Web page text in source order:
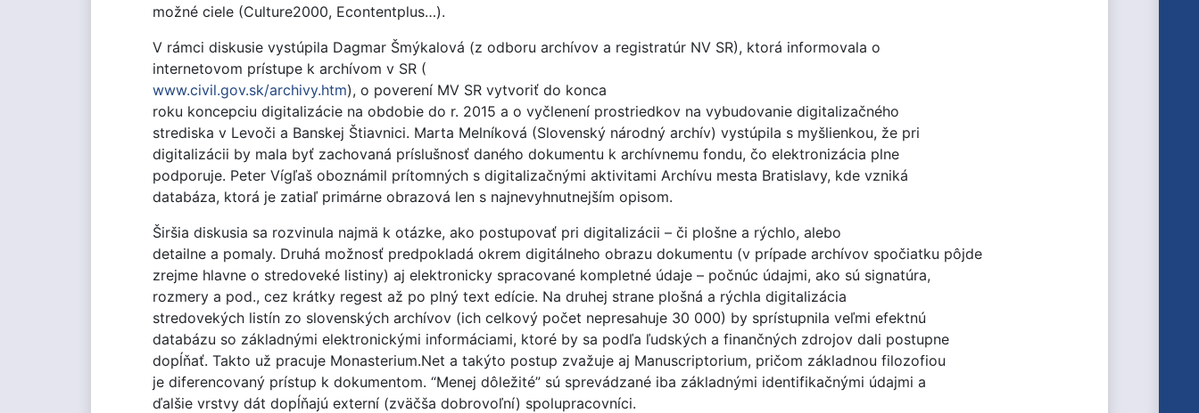
možné ciele (Culture2000, Econtentplus…).
V rámci diskusie vystúpila Dagmar Šmýkalová (z odboru archívov a registratúr NV SR), ktorá informovala o
internetovom prístupe k archívom v SR (
www.civil.gov.sk/archivy.htm), o poverení MV SR vytvoriť do konca
roku koncepciu digitalizácie na obdobie do r. 2015 a o vyčlenení prostriedkov na vybudovanie digitalizačného
strediska v Levoči a Banskej Štiavnici. Marta Melníková (Slovenský národný archív) vystúpila s myšlienkou, že pri
digitalizácii by mala byť zachovaná príslušnosť daného dokumentu k archívnemu fondu, čo elektronizácia plne
podporuje. Peter Vígľaš oboznámil prítomných s digitalizačnými aktivitami Archívu mesta Bratislavy, kde vzniká
databáza, ktorá je zatiaľ primárne obrazová len s najnevyhnutnejším opisom.
Širšia diskusia sa rozvinula najmä k otázke, ako postupovať pri digitalizácii – či plošne a rýchlo, alebo
detailne a pomaly. Druhá možnosť predpokladá okrem digitálneho obrazu dokumentu (v prípade archívov spočiatku pôjde
zrejme hlavne o stredoveké listiny) aj elektronicky spracované kompletné údaje – počnúc údajmi, ako sú signatúra,
rozmery a pod., cez krátky regest až po plný text edície. Na druhej strane plošná a rýchla digitalizácia
stredovekých listín zo slovenských archívov (ich celkový počet nepresahuje 30 000) by sprístupnila veľmi efektnú
databázu so základnými elektronickými informáciami, ktoré by sa podľa ľudských a finančných zdrojov dali postupne
dopĺňať. Takto už pracuje Monasterium.Net a takýto postup zvažuje aj Manuscriptorium, pričom základnou filozofiou
je diferencovaný prístup k dokumentom. “Menej dôležité” sú sprevádzané iba základnými identifikačnými údajmi a
ďalšie vrstvy dát dopĺňajú externí (zväčša dobrovoľní) spolupracovníci.